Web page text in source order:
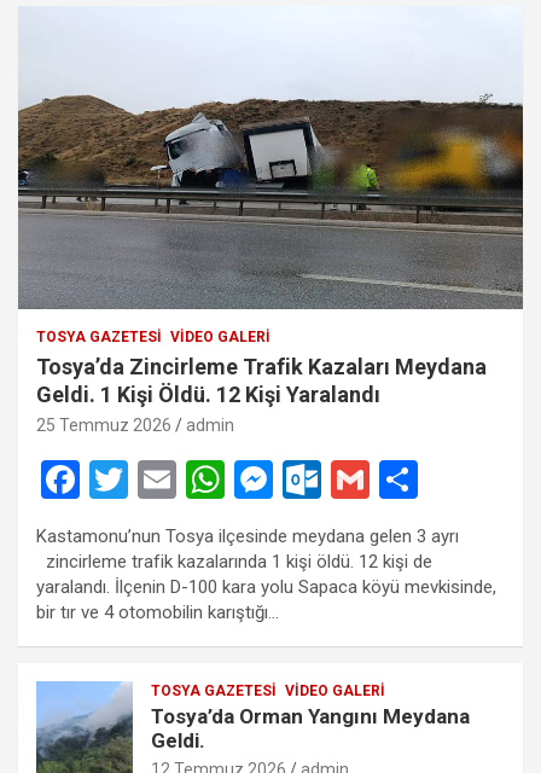
TOSYA GAZETESI VIDEO GALERI
Tosya’da Zincirleme Trafik Kazaları Meydana
Geldi. 1 Kişi Öldü. 12 Kişi Yaralandı
25 Temmuz 2026 admin
F
ce
b
o
o
k
T
wi
tt
er
E
ail
W
at
s
A
p
M
es
se
n
g
er
O
ut
lo
o
o
G
m
ail
h
ar
e
Kastamonu’nun Tosya ilçesinde meydana gelen 3 ayrı
zincirleme trafik kazalarında 1 kişi öldü. 12 kişi de
yaralandı. İlçenin D-100 kara yolu Sapaca köyü mevkisinde,
bir tır ve 4 otomobilin karıştığı…
TOSYA GAZETESI VIDEO GALERI
Tosya’da Orman Yangını Meydana
Geldi.
12 Temmuz 2026 admin